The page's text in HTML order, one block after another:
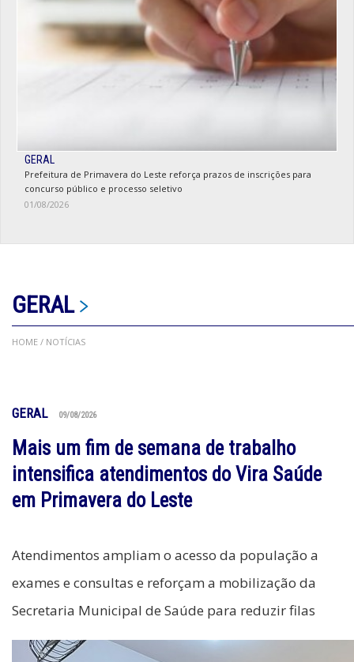
GERAL
Prefeitura de Primavera do Leste reforça prazos de inscrições para
concurso público e processo seletivo
01/08/2026
GERAL
HOME / NOTÍCIAS
GERAL 09/08/2026
Mais um fim de semana de trabalho
intensifica atendimentos do Vira Saúde
em Primavera do Leste
Atendimentos ampliam o acesso da população a
exames e consultas e reforçam a mobilização da
Secretaria Municipal de Saúde para reduzir filas